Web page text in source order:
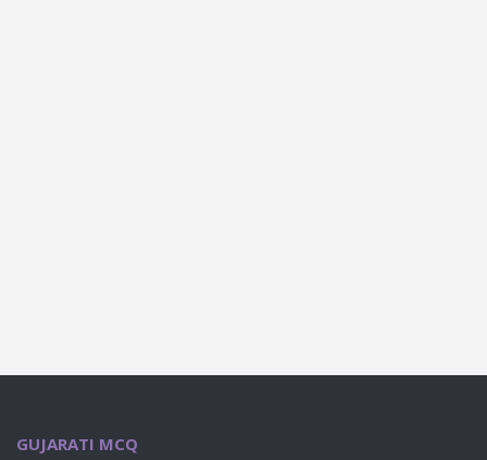
GUJARATI MCQ